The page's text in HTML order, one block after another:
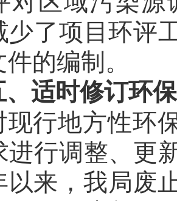
少了项目环评
的编制。
、适时修订环
现行地方性环
进行调整、更
以来，我局废